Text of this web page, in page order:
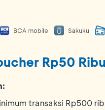
BCA mobile Sakuku
Rp50 Ribu
transaksi Rp500